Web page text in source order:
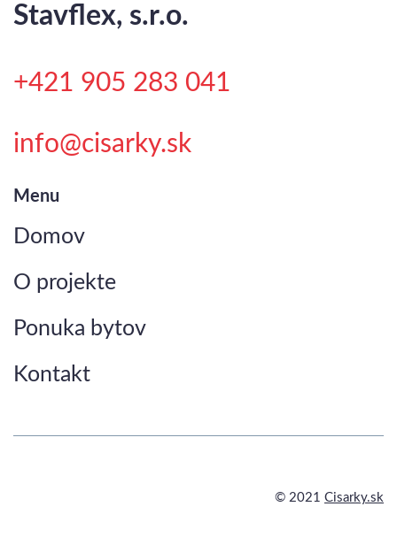
Stavflex, s.r.o.
+421 905 283 041
info@cisarky.sk
Menu
Domov
O projekte
Ponuka bytov
Kontakt
© 2021 Cisarky.sk